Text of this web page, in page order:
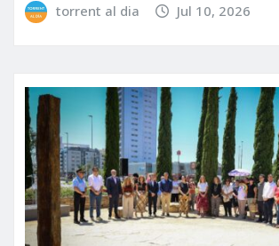
torrent al dia Jul 10, 2026